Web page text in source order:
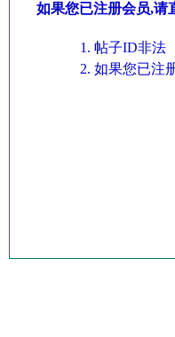
如果您已注册会员,请
帖子ID非法
如果您已注